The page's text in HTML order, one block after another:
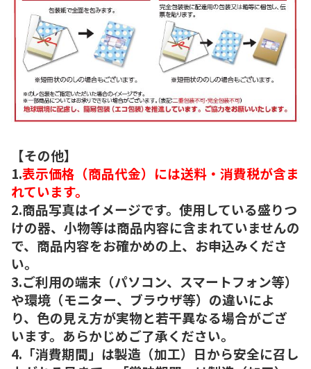
【その他】
1.表示価格（商品代金）には送料・消費税が含ま
れています。
2.商品写真はイメージです。使用している盛りつ
けの器、小物等は商品内容に含まれていませんの
で、商品内容をお確かめの上、お申込みくださ
い。
3.ご利用の端末（パソコン、スマートフォン等）
や環境（モニター、ブラウザ等）の違いによ
り、色の見え方が実物と若干異なる場合がござ
います。あらかじめご了承ください。
4.「消費期間」は製造（加工）日から安全に召し